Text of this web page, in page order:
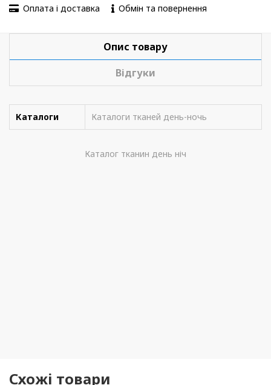
Оплата і доставка Обмін та повернення
Опис товару
Відгуки
Каталоги Каталоги тканей день-ночь
Каталог тканин день ніч
Схожі товари